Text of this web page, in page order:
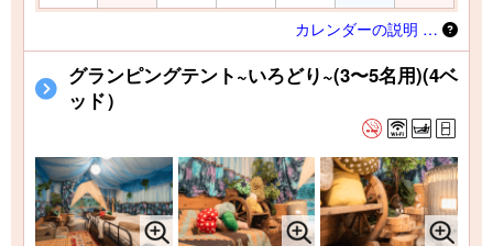
カレンダーの説明 …
グランピングテント~いろどり~(3〜5名用)(4ベ
ッド）